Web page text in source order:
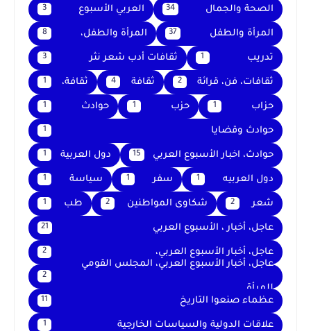
الصحة والجمال 34 العربي الأسبوع 3
المرأة والطفل 37 المرأة والطفل، 8
تدريب 1 ثقافات أدب شعر نثر 3
ثقافات، فن، قرائة 2 ثقافة 4 ثقافة، 1
حزاب 1 حزب 1 حوادث 1
حوادث وقضايا 1
حوادث، اخبار الأسبوع العربي 15 دول العربية 1
دول العربيه 1 سفر 1 سياسة 1
شعر 2 شكاوى المواطنين 2 طب 1
عاجل، أخبار ، الأسبوع العربي 21
عاجل، أخبار الأسبوع العربي، 2
عاجل، أخبار الأسبوع العربي، المجلس القومي
للمرأة
2
عظماء صنعوا التاريخ 11
علاقات الدولية والسياسات الخارجية 1